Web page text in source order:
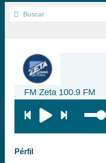
FM Zeta 100.9 FM
height:28px;
Pérfil